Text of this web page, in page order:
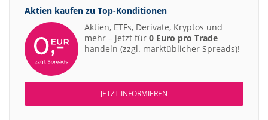
Aktien kaufen zu Top-Konditionen
Aktien, ETFs, Derivate, Kryptos und
mehr – jetzt für 0 Euro pro Trade
handeln (zzgl. marktüblicher Spreads)!
JETZT INFORMIEREN